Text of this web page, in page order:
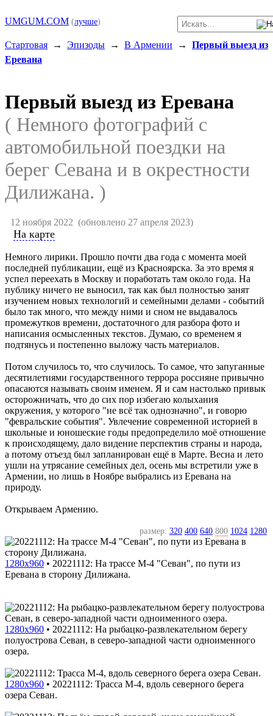
UMGUM.COM (лучше)
Стартовая → Эпизоды → В Армении → Первый выезд из
Еревана
Первый выезд из Еревана
( Немного фотографий с
автомобильной поездки на
берег Севана и в окрестности
Дилижана. )
12 ноября 2022 (обновлено 27 апреля 2023)
На карте
Немного лирики. Прошло почти два года с момента моей
последней публикации, ещё из Красноярска. За это время я
успел переехать в Москву и поработать там около года. На
публику ничего не выносил, так как был полностью занят
изучением новых технологий и семейными делами - событий
было так много, что между ними и сном не выдавалось
промежутков времени, достаточного для разбора фото и
написания осмысленных текстов. Думаю, со временем я
подтянусь и постепенно выложу часть материалов.
Потом случилось то, что случилось. То самое, что запуганные
десятилетиями государственного террора россияне привычно
опасаются называть своим именем. Я и сам настолько привык
осторожничать, что до сих пор избегаю колыхания
окружения, у которого "не всё так однозначно", и говорю
"февральские события". Увлечение современной историей в
школьные и юношеские годы предопределило моё отношение
к происходящему, дало видение перспектив страны и народа,
а потому отъезд был запланирован ещё в Марте. Весна и лето
ушли на утрясание семейных дел, осень мы встретили уже в
Армении, но лишь в Ноябре выбрались из Еревана на
природу.
Открываем Армению.
размер: 320 400 640 800 1024 1280
1280x960 • 20221112: На трассе М-4 "Севан", по пути из
Еревана в сторону Дилижана.
1280x960 • 20221112: На рыбацко-развлекательном берегу
полуострова Севан, в северо-западной части одноименного
озера.
1280x960 • 20221112: Трасса М-4, вдоль северного берега
озера Севан.